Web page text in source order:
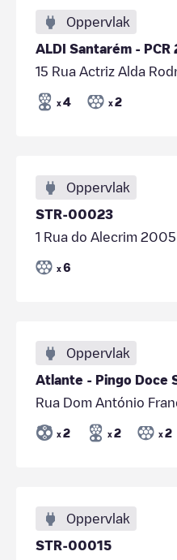
Oppervlak
ALDI Santarém - PCR
15 Rua Actriz Alda
x 4 x 2
Oppervlak
STR-00023
1 Rua do Alecrim
x 6
Oppervlak
Atlante - Pingo Doce
Rua Dom António
x 2 x 2 x 2
Oppervlak
STR-00015